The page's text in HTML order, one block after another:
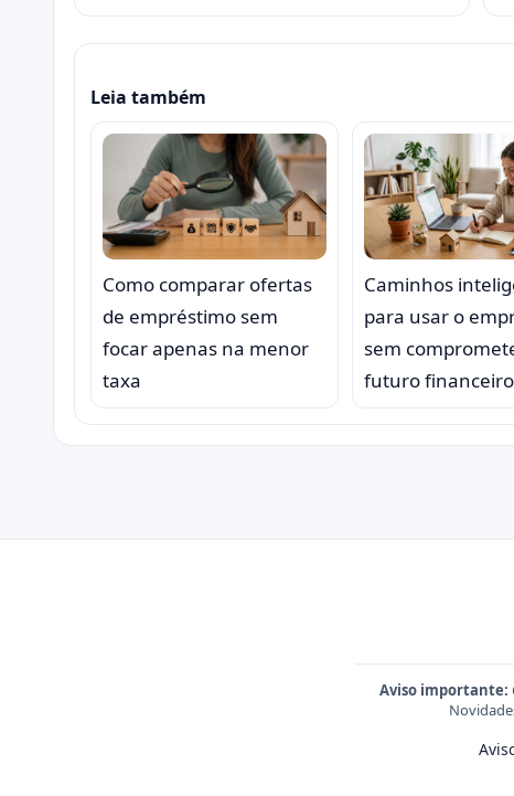
Leia também
Como comparar ofertas
de empréstimo sem
focar apenas na menor
taxa
Caminhos
para usar o
sem
futuro financeiro
Aviso importante: